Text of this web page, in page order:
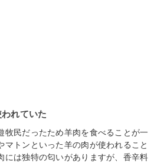
れていた
牧民だったため羊肉を食べることが一
マトンといった羊の肉が使われること
には独特の匂いがありますが、香辛料